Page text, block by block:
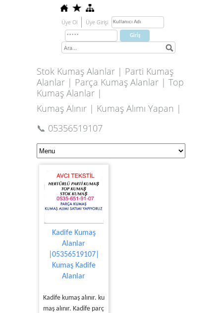
Üye Ol Üye Girişi
Stok Kumaş Alanlar | Parti Kumaş
Alanlar | Parça Kumaş Alanlar | Top
Kumaş Alanlar |
Kumaş Alınır | Kumaş Alımı Yapan |
📞 05356519107
Kadife Kumaş
Alanlar
|05356519107|
Kumaş Kadife
Alanlar
Kadife kumaş alınır. ku
maş alınır. Kadife parç